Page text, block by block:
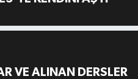
VE ALINAN DERSLER